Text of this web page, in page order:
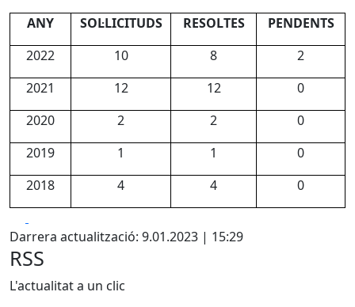
ANY
SOL·LICITUDS RESOLTES
PENDENTS
2022
10 8
2
2021
12 12
0
2020
2 2
0
2019
1 1
0
2018
4 4
0
Darrera actualització: 9.01.2023 | 15:29
RSS
L'actualitat a un clic